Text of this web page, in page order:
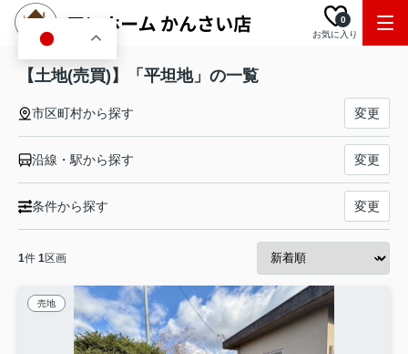
お気に入り
0
【土地(売買)】「平坦地」の一覧
市区町村から探す 変更
沿線・駅から探す 変更
条件から探す 変更
1件 1区画
売地